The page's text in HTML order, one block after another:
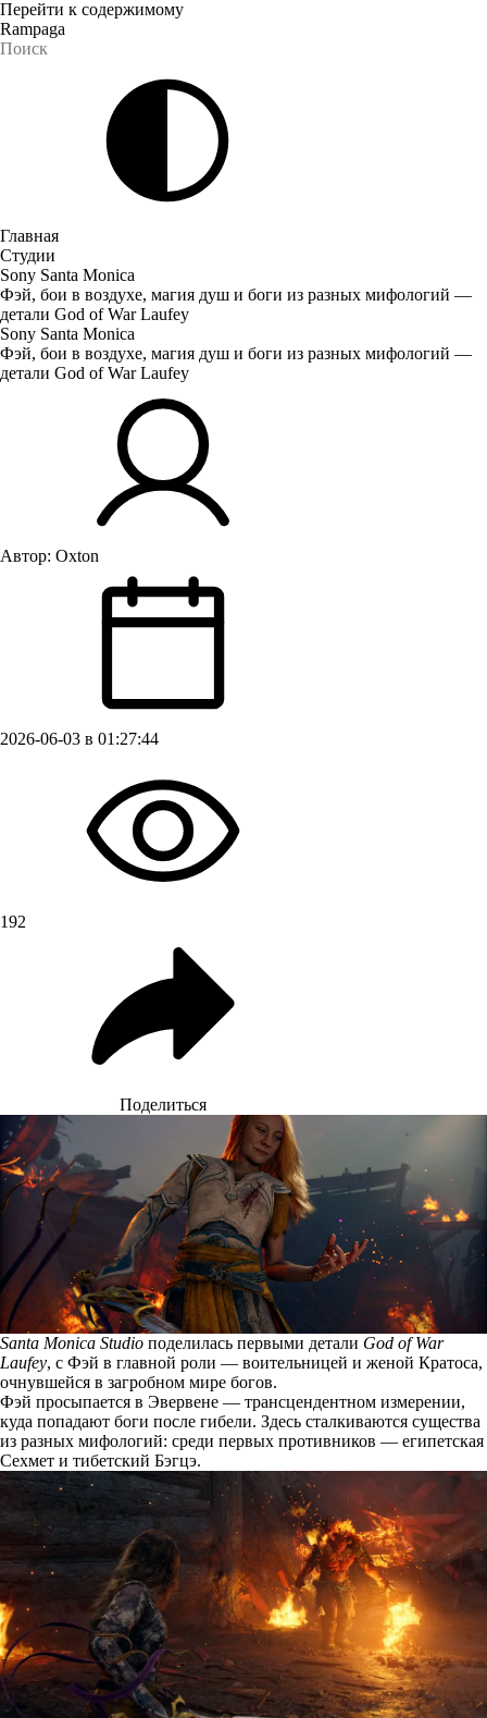
Перейти к содержимому
Rampaga
Главная
Студии
Sony Santa Monica
Фэй, бои в воздухе, магия душ и боги из разных мифологий —
детали God of War Laufey
Sony Santa Monica
Фэй, бои в воздухе, магия душ и боги из разных мифологий —
детали God of War Laufey
Автор: Oxton
2026-06-03 в 01:27:44
192
Поделиться
Santa Monica Studio поделилась первыми детали God of War
Laufey, с Фэй в главной роли — воительницей и женой Кратоса,
очнувшейся в загробном мире богов.
Фэй просыпается в Эвервене — трансцендентном измерении,
куда попадают боги после гибели. Здесь сталкиваются существа
из разных мифологий: среди первых противников — египетская
Сехмет и тибетский Бэгцэ.